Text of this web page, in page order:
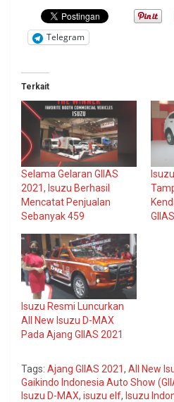
Telegram
Terkait
Selama Gelaran GIIAS
2021, Isuzu Berhasil
Mencatat Penjualan
Sebanyak 459
Isuzu Resmi Luncurkan
All New Isuzu D-MAX
Pada Ajang GIIAS 2021
Tags: Ajang GIIAS 2021, All New
Gaikindo Indonesia Auto Show
Isuzu D-MAX, isuzu elf, Isuzu